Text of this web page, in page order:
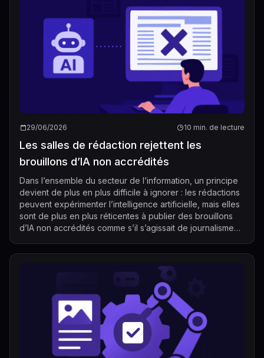
29/06/2026 10 min. de lecture
Les salles de rédaction rejettent les
brouillons d’IA non accrédités
Dans l’ensemble du secteur de l’information, un principe
devient de plus en plus difficile à ignorer : les rédactions
peuvent expérimenter l’intelligence artificielle, mais elles
sont de plus en plus réticentes à publier des brouillons
d’IA non accrédités comme s’il s’agissait de journalisme